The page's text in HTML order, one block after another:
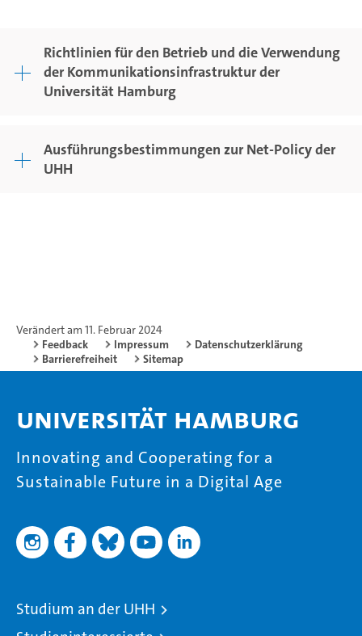
Richtlinien für den Betrieb und die Verwendung
der Kommunikationsinfrastruktur der
Universität Hamburg
Ausführungsbestimmungen zur Net-Policy der
UHH
Verändert am 11. Februar 2024
Feedback
Impressum
Datenschutzerklärung
Barrierefreiheit
Sitemap
Universität Hamburg
Innovating and Cooperating for a
Sustainable Future in a Digital Age
Studium an der UHH